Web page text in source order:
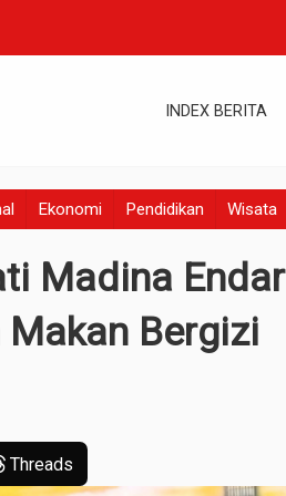
INDEX BERITA
Ekonomi Pendidikan Wisata
Madina Endar
Bergizi
Threads